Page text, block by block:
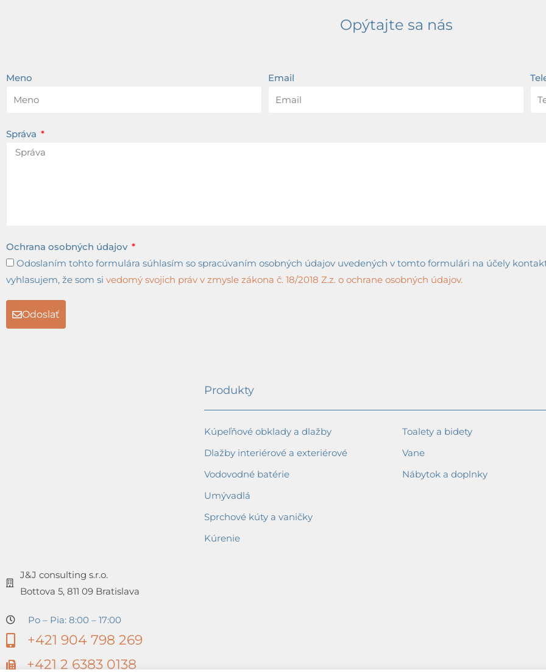
Opýtajte sa nás
Meno Email
Správa
Ochrana osobných údajov
Odoslaním tohto formulára súhlasím so spracúvaním osobných údajov uvedených v tomto formulári na účely
vyhlasujem, že som si vedomý svojich práv v zmysle zákona č. 18/2018 Z.z. o ochrane osobných údajov.
Odoslať
J&J consulting s.r.o.
Bottova 5, 811 09 Bratislava
Po – Pia: 8:00 – 17:00
+421 904 798 269
+421 2 6383 0138
Produkty
Kúpeľňové obklady a dlažby
Dlažby interiérové a exteriérové
Vodovodné batérie
Umývadlá
Sprchové kúty a vaničky
Kúrenie
Toalety a bidety
Vane
Nábytok a doplnky